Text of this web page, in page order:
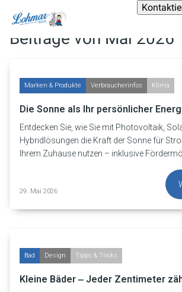
Beiträge von Mai 2026
Marken & Produkte Verbraucherinfos Klima
Die Sonne als Ihr persönlicher
Entdecken Sie, wie Sie mit Photovoltaik,
Hybridlösungen die Kraft der Sonne für
Ihrem Zuhause nutzen – inklusive
29. Mai 2026
Bad Design Tipps & Tricks
Kleine Bäder ‒ Jeder Zentimeter